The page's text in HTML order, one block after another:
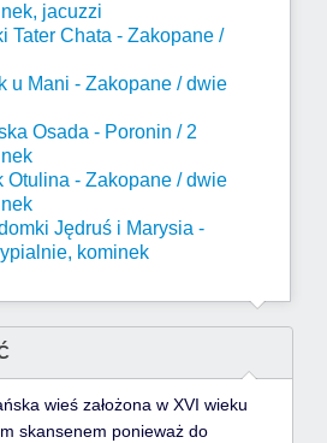
jacuzzi
Tater Chata - Zakopane /
u Mani - Zakopane / dwie
Osada - Poronin / 2
Otulina - Zakopane / dwie
Jędruś i Marysia -
kominek
wieś założona w XVI wieku
skansenem ponieważ do